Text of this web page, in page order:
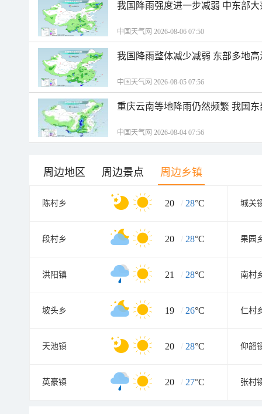
我国降雨强度进一步减弱 中东部
中国天气网 2026-08-06 07:50
我国降雨整体减少减弱 东部多地
中国天气网 2026-08-05 07:56
重庆云南等地降雨仍然频繁 我国
中国天气网 2026-08-04 07:56
周边地区 周边景点 周边乡镇
陈村乡 20 / 28°C 城关
段村乡 20 / 28°C 果园
洪阳镇 21 / 28°C 南村
坡头乡 19 / 26°C 仁村
天池镇 20 / 28°C 仰韶
英豪镇 20 / 27°C 张村